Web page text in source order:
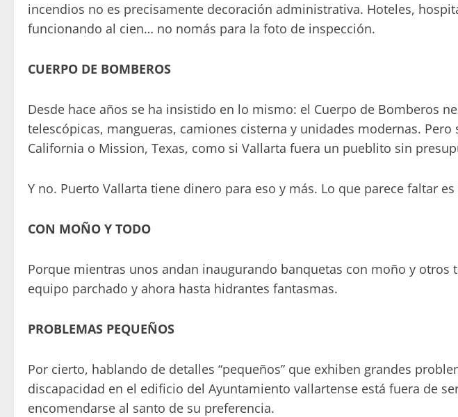
incendios no es precisamente decoración administrativa. Hoteles,
funcionando al cien… no nomás para la foto de inspección.
CUERPO DE BOMBEROS
Desde hace años se ha insistido en lo mismo: el Cuerpo de Bomberos
telescópicas, mangueras, camiones cisterna y unidades modernas.
California o Mission, Texas, como si Vallarta fuera un pueblito sin
Y no. Puerto Vallarta tiene dinero para eso y más. Lo que parece faltar
CON MOÑO Y TODO
Porque mientras unos andan inaugurando banquetas con moño y
equipo parchado y ahora hasta hidrantes fantasmas.
PROBLEMAS PEQUEÑOS
Por cierto, hablando de detalles “pequeños” que exhiben grandes
discapacidad en el edificio del Ayuntamiento vallartense está fuera de
encomendarse al santo de su preferencia.